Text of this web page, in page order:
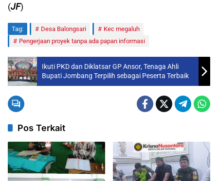
(JF)
Tag: Desa Balongsari
Kec megaluh
Pengerjaan proyek tanpa ada papan informasi
Ikuti PKD dan Diklatsar GP Ansor, Tenaga Ahli
Bupati Jombang Terpilih sebagai Peserta Terbaik
Pos Terkait